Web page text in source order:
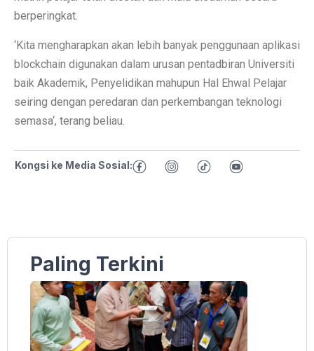
berperingkat.
‘Kita mengharapkan akan lebih banyak penggunaan aplikasi
blockchain digunakan dalam urusan pentadbiran Universiti
baik Akademik, Penyelidikan mahupun Hal Ehwal Pelajar
seiring dengan peredaran dan perkembangan teknologi
semasa‘, terang beliau.
Kongsi ke Media Sosial:
Paling Terkini